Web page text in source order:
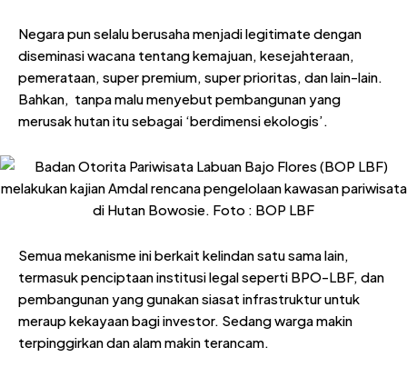
Negara pun selalu berusaha menjadi legitimate dengan
diseminasi wacana tentang kemajuan, kesejahteraan,
pemerataan, super premium, super prioritas, dan lain-lain.
Bahkan, tanpa malu menyebut pembangunan yang
merusak hutan itu sebagai ‘berdimensi ekologis’.
Semua mekanisme ini berkait kelindan satu sama lain,
termasuk penciptaan institusi legal seperti BPO-LBF, dan
pembangunan yang gunakan siasat infrastruktur untuk
meraup kekayaan bagi investor. Sedang warga makin
terpinggirkan dan alam makin terancam.